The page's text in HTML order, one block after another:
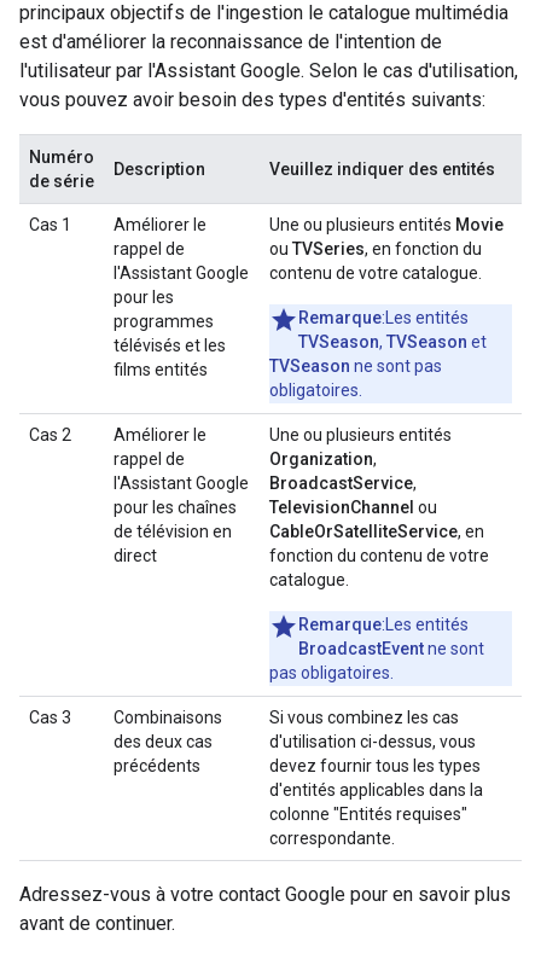
principaux objectifs de l'ingestion le catalogue multimédia
est d'améliorer la reconnaissance de l'intention de
l'utilisateur par l'Assistant Google. Selon le cas d'utilisation,
vous pouvez avoir besoin des types d'entités suivants:
Numéro
de série
Description Veuillez indiquer des entités
Cas 1
Améliorer le
rappel de
l'Assistant Google
pour les
programmes
télévisés et les
films entités
Une ou plusieurs entités Movie
ou TVSeries, en fonction du
contenu de votre catalogue.
Remarque:Les entités
TVSeason, TVSeason et
TVSeason ne sont pas
obligatoires.
Cas 2
Améliorer le
rappel de
l'Assistant Google
pour les chaînes
de télévision en
direct
Une ou plusieurs entités
Organization,
BroadcastService,
TelevisionChannel ou
CableOrSatelliteService, en
fonction du contenu de votre
catalogue.
Remarque:Les entités
BroadcastEventne sont
pas obligatoires.
Cas 3
Combinaisons
des deux cas
précédents
Si vous combinez les cas
d'utilisation ci-dessus, vous
devez fournir tous les types
d'entités applicables dans la
colonne "Entités requises"
correspondante.
Adressez-vous à votre contact Google pour en savoir plus
avant de continuer.